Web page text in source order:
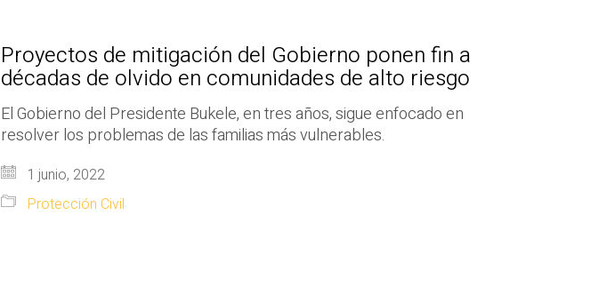
Proyectos de mitigación del Gobierno ponen fin a
décadas de olvido en comunidades de alto riesgo
El Gobierno del Presidente Bukele, en tres años, sigue enfocado en
resolver los problemas de las familias más vulnerables.
1 junio, 2022
Protección Civil